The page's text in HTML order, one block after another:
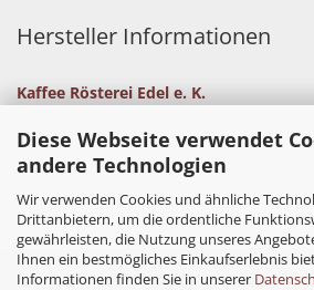
Diese Webseite verwendet
andere Technologien
Wir verwenden Cookies und ähnliche
Drittanbietern, um die ordentliche
gewährleisten, die Nutzung unseres
Ihnen ein bestmögliches Einkaufserlebnis
Informationen finden Sie in unserer
Hersteller Informationen
Kaffee Rösterei Edel e. K.
Impressum Kontakt Versand- &